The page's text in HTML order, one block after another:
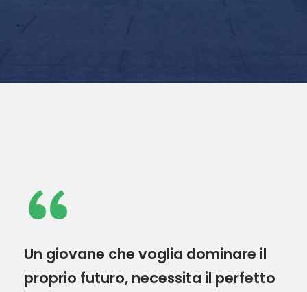
“
Un giovane che voglia dominare il
proprio futuro, necessita il perfetto